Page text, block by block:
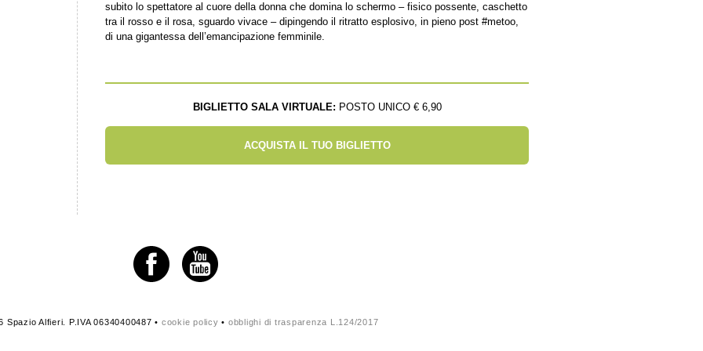
subito lo spettatore al cuore della donna che domina lo schermo – fisico possente, caschetto
tra il rosso e il rosa, sguardo vivace – dipingendo il ritratto esplosivo, in pieno post #metoo,
di una gigantessa dell’emancipazione femminile.
BIGLIETTO SALA VIRTUALE: POSTO UNICO € 6,90
ACQUISTA IL TUO BIGLIETTO
Spazio Alfieri. P.IVA 06340400487 • cookie policy • obblighi di trasparenza L.124/2017